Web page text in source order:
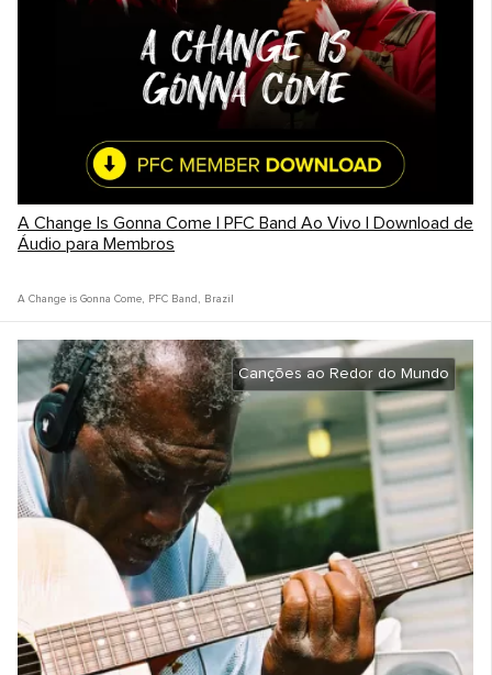
A Change Is Gonna Come | PFC Band Ao Vivo | Download de
Áudio para Membros
A Change is Gonna Come, PFC Band , Brazil
Canções ao Redor do Mundo